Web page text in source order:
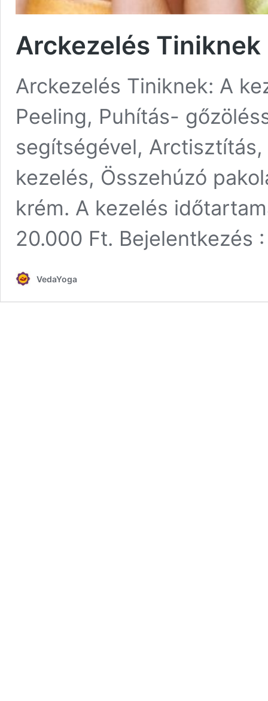
Arckezelés Tiniknek
Arckezelés Tiniknek: A
Peeling, Puhítás-
segítségével,
kezelés, Összehúzó
krém. A kezelés
20.000 Ft. Bejelentkezés
VedaYoga